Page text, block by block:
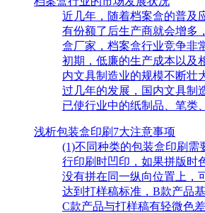
近几年，随着档案盒的普及
有份额了后生产商就会增多
盒厂家，档案盒行业竞争非
初期，低廉的生产成本以及
内文具制造业的规模不断壮
过几年的发展，国内文具制
已使行业中的纸制品、笔类
浅析包装盒印刷7大注意事项
(1)不同种类的包装盒印刷需
行印刷时凹印，如果拼版时
没有拼在同一纵向位置上，
达到打样稿标准，B款产品
C款产品与打样稿有轻微色